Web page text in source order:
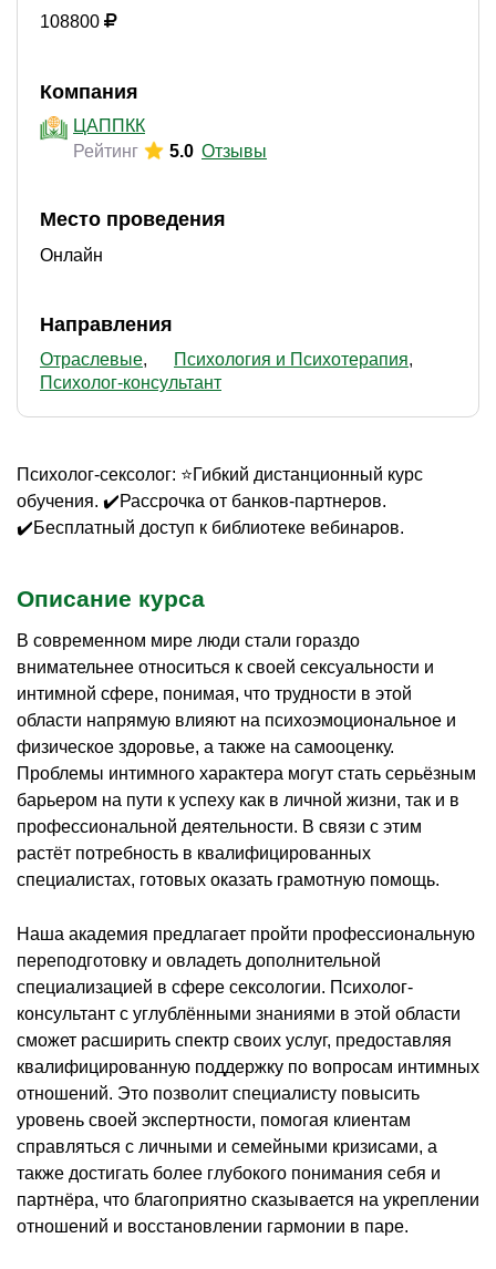
108800
Компания
ЦАППКК
Рейтинг
5.0 Отзывы
Место проведения
Онлайн
Направления
Отраслевые
Психология и Психотерапия
Психолог-консультант
Психолог-сексолог: ⭐Гибкий дистанционный курс
обучения. ✔️Рассрочка от банков-партнеров.
✔️Бесплатный доступ к библиотеке вебинаров.
Описание курса
В современном мире люди стали гораздо
внимательнее относиться к своей сексуальности и
интимной сфере, понимая, что трудности в этой
области напрямую влияют на психоэмоциональное и
физическое здоровье, а также на самооценку.
Проблемы интимного характера могут стать серьёзным
барьером на пути к успеху как в личной жизни, так и в
профессиональной деятельности. В связи с этим
растёт потребность в квалифицированных
специалистах, готовых оказать грамотную помощь.
Наша академия предлагает пройти профессиональную
переподготовку и овладеть дополнительной
специализацией в сфере сексологии. Психолог-
консультант с углублёнными знаниями в этой области
сможет расширить спектр своих услуг, предоставляя
квалифицированную поддержку по вопросам интимных
отношений. Это позволит специалисту повысить
уровень своей экспертности, помогая клиентам
справляться с личными и семейными кризисами, а
также достигать более глубокого понимания себя и
партнёра, что благоприятно сказывается на укреплении
отношений и восстановлении гармонии в паре.